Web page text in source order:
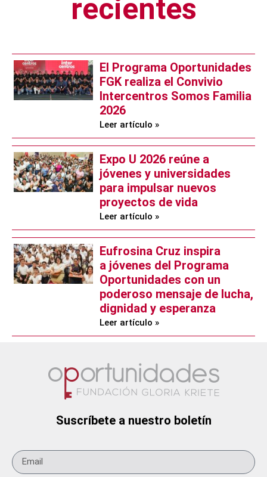
recientes
El Programa Oportunidades
FGK realiza el Convivio
Intercentros Somos Familia
2026
Leer artículo »
Expo U 2026 reúne a
jóvenes y universidades
para impulsar nuevos
proyectos de vida
Leer artículo »
Eufrosina Cruz inspira
a jóvenes del Programa
Oportunidades con un
poderoso mensaje de lucha,
dignidad y esperanza
Leer artículo »
Suscríbete a nuestro boletín